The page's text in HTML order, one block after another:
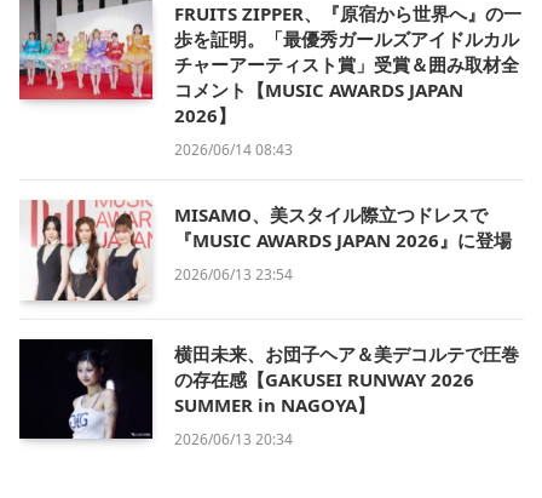
FRUITS ZIPPER、『原宿から世界へ』の一
歩を証明。「最優秀ガールズアイドルカル
チャーアーティスト賞」受賞＆囲み取材全
コメント【MUSIC AWARDS JAPAN
2026】
2026/06/14 08:43
MISAMO、美スタイル際立つドレスで
『MUSIC AWARDS JAPAN 2026』に登場
2026/06/13 23:54
横田未来、お団子ヘア＆美デコルテで圧巻
の存在感【GAKUSEI RUNWAY 2026
SUMMER in NAGOYA】
2026/06/13 20:34